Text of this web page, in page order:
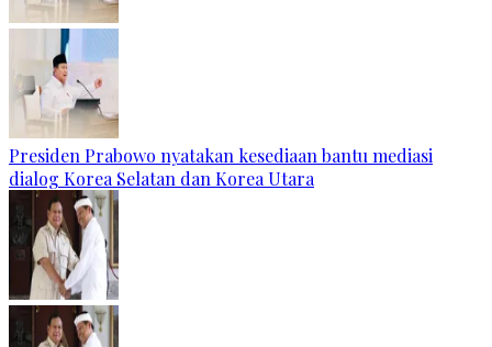
Presiden Prabowo nyatakan kesediaan bantu mediasi
dialog Korea Selatan dan Korea Utara